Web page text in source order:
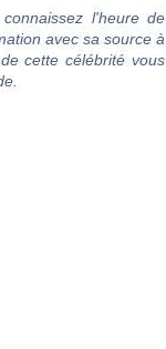
l'heure de
avec sa source à
cette célébrité vous